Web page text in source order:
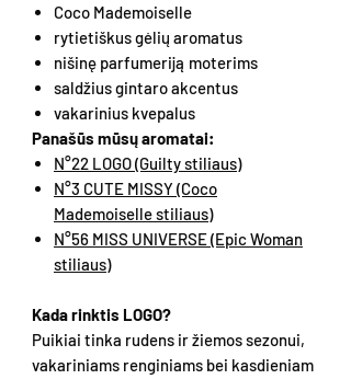
Coco Mademoiselle
rytietiškus gėlių aromatus
nišinę parfumeriją moterims
saldžius gintaro akcentus
vakarinius kvepalus
Panašūs mūsų aromatai:
N°22 LOGO (Guilty stiliaus)
N°3 CUTE MISSY (Coco
Mademoiselle stiliaus)
N°56 MISS UNIVERSE (Epic Woman
stiliaus)
Kada rinktis LOGO?
Puikiai tinka rudens ir žiemos sezonui,
vakariniams renginiams bei kasdieniam